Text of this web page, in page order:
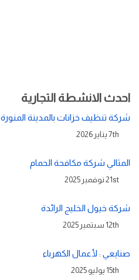
احدث الانشطة التجارية
شركة تنظيف خزانات بالمدينة المنورة 0550527264
7th يناير 2026
المثالي شركة مكافحة الحمام
21st نوفمبر 2025
شركة خيول الخليج الرائدة
12th سبتمبر 2025
صنايعي : لأعمال الكهرباء
15th يوليو 2025